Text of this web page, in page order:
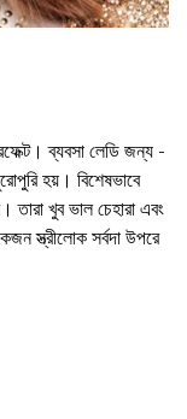
ব্যবসা লেডি জন্য -
হয়। বিশেষভাবে
তারা খুব ভাল চেহারা এবং
স্ত্রীলোক সর্বদা উপরে